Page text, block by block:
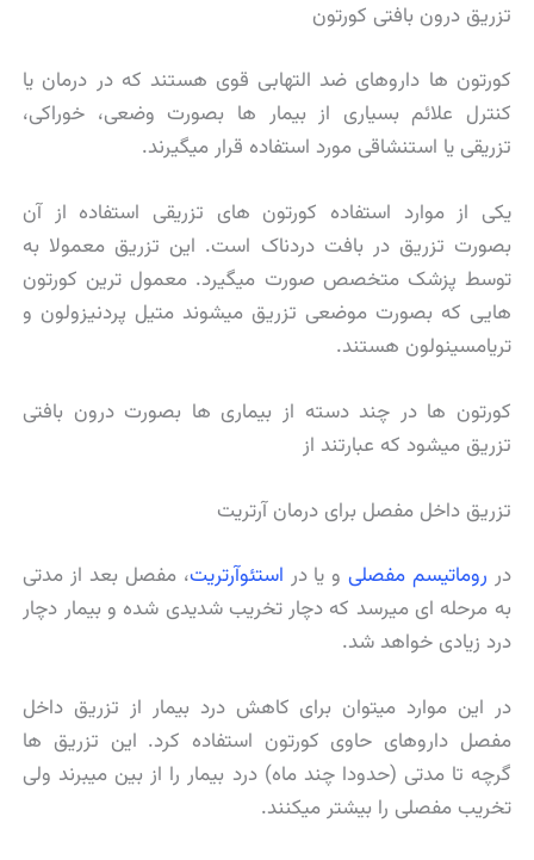
تزریق درون بافتی کورتون
کورتون ها داروهای ضد التهابی قوی هستند که در درمان یا
کنترل علائم بسیاری از بیمار ها بصورت وضعی، خوراکی،
تزریقی یا استنشاقی مورد استفاده قرار میگیرند.
یکی از موارد استفاده کورتون های تزریقی استفاده از آن
بصورت تزریق در بافت دردناک است. این تزریق معمولا به
توسط پزشک متخصص صورت میگیرد. معمول ترین کورتون
هایی که بصورت موضعی تزریق میشوند متیل پردنیزولون و
تریامسینولون هستند.
کورتون ها در چند دسته از بیماری ها بصورت درون بافتی
تزریق میشود که عبارتند از
تزریق داخل مفصل برای درمان آرتریت
در روماتیسم مفصلیو یا در استئوآرتریت، مفصل بعد از مدتی
به مرحله ای میرسد که دچار تخریب شدیدی شده و بیمار دچار
درد زیادی خواهد شد.
در این موارد میتوان برای کاهش درد بیمار از تزریق داخل
مفصل داروهای حاوی کورتون استفاده کرد. این تزریق ها
گرچه تا مدتی (حدودا چند ماه) درد بیمار را از بین میبرند ولی
تخریب مفصلی را بیشتر میکنند.